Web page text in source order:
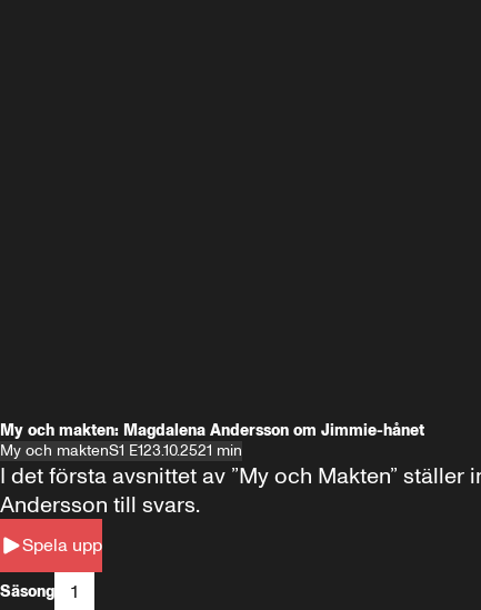
My och makten: Magdalena Andersson om Jimmie-hånet
My och maktenS1 E123.10.2521 min
Spela upp
I det första avsnittet av ”My och Makten”
Andersson till svars.
Säsong 1